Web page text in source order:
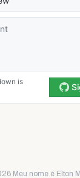
Meu nome é Elton